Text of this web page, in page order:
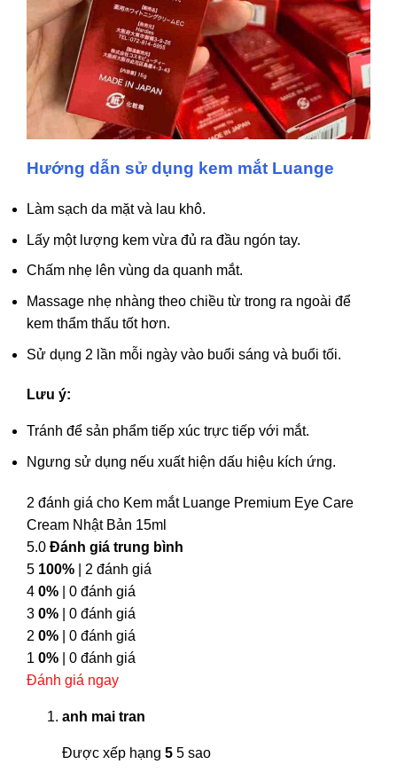
Hướng dẫn sử dụng kem mắt Luange
Làm sạch da mặt và lau khô.
Lấy một lượng kem vừa đủ ra đầu ngón tay.
Chấm nhẹ lên vùng da quanh mắt.
Massage nhẹ nhàng theo chiều từ trong ra ngoài để
kem thẩm thấu tốt hơn.
Sử dụng 2 lần mỗi ngày vào buổi sáng và buổi tối.
Lưu ý:
Tránh để sản phẩm tiếp xúc trực tiếp với mắt.
Ngưng sử dụng nếu xuất hiện dấu hiệu kích ứng.
2 đánh giá cho Kem mắt Luange Premium Eye Care
Cream Nhật Bản 15ml
5.0 Đánh giá trung bình
5 100% | 2 đánh giá
4 0% | 0 đánh giá
3 0% | 0 đánh giá
2 0% | 0 đánh giá
1 0% | 0 đánh giá
Đánh giá ngay
anh mai tran
Được xếp hạng 5 5 sao